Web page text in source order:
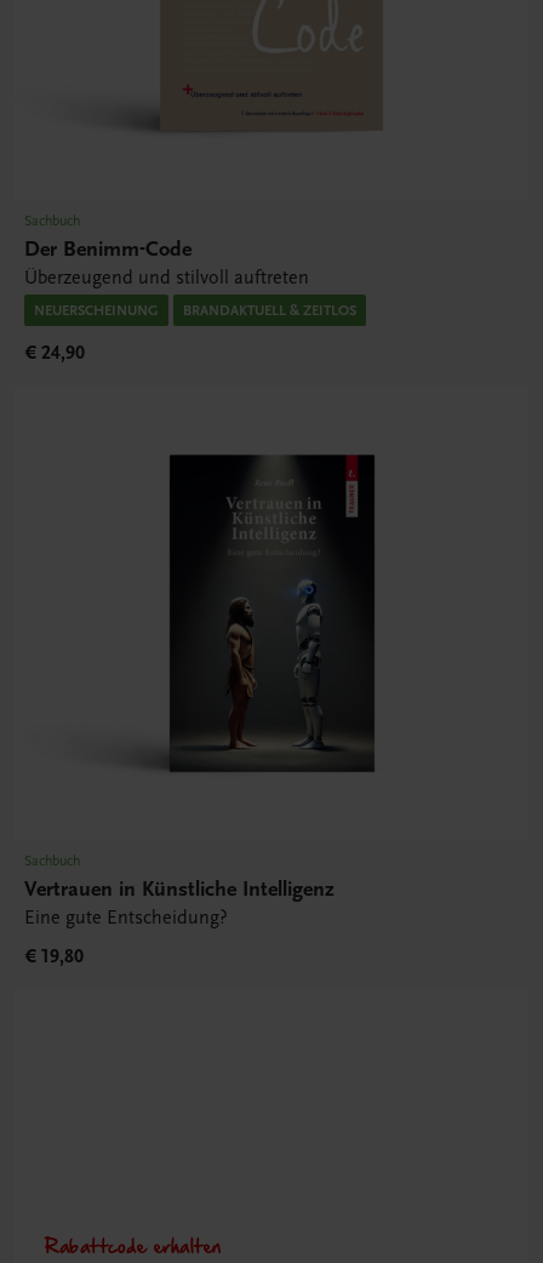
Sachbuch
Der Benimm-Code
Überzeugend und stilvoll auftreten
NEUERSCHEINUNG BRANDAKTUELL & ZEITLOS
€ 24,90
Sachbuch
Vertrauen in Künstliche Intelligenz
Eine gute Entscheidung?
€ 19,80
Rabattcode erhalten